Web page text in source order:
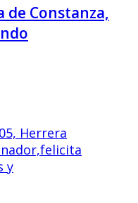
de Constanza,